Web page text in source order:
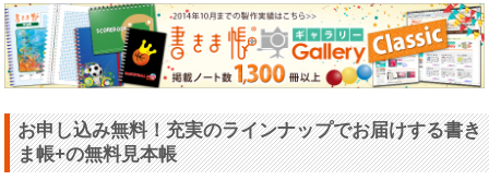
お申し込み無料！充実のラインナップでお届けする書き
ま帳+の無料見本帳